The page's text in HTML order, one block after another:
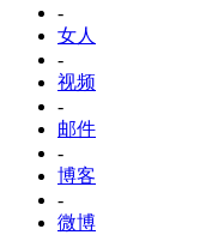
-
女人
-
视频
-
邮件
-
博客
-
微博